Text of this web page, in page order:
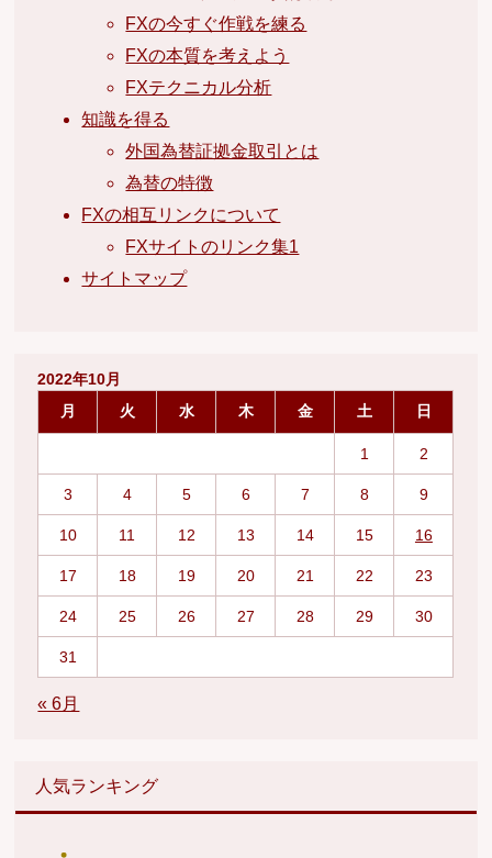
FXの今すぐ作戦を練る
FXの本質を考えよう
FXテクニカル分析
知識を得る
外国為替証拠金取引とは
為替の特徴
FXの相互リンクについて
FXサイトのリンク集1
サイトマップ
2022年10月
月
火 水 木 金 土 日
1 2
3 4 5 6 7 8 9
10 11 12 13 14 15 16
17 18 19 20 21 22 23
24 25 26 27 28 29 30
31
« 6月
人気ランキング